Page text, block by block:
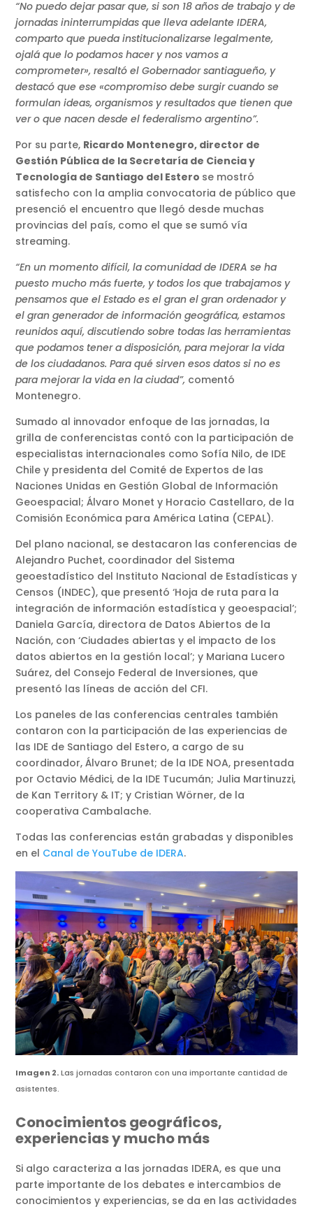
“No puedo dejar pasar que, si son 18 años de trabajo y de
jornadas ininterrumpidas que lleva adelante IDERA,
comparto que pueda institucionalizarse legalmente,
ojalá que lo podamos hacer y nos vamos a
comprometer», resaltó el Gobernador santiagueño, y
destacó que ese «compromiso debe surgir cuando se
formulan ideas, organismos y resultados que tienen que
ver o que nacen desde el federalismo argentino”.
Por su parte, Ricardo Montenegro, director de
Gestión Pública de la Secretaría de Ciencia y
Tecnología de Santiago del Estero se mostró
satisfecho con la amplia convocatoria de público que
presenció el encuentro que llegó desde muchas
provincias del país, como el que se sumó vía
streaming.
“En un momento difícil, la comunidad de IDERA se ha
puesto mucho más fuerte, y todos los que trabajamos y
pensamos que el Estado es el gran el gran ordenador y
el gran generador de información geográfica, estamos
reunidos aquí, discutiendo sobre todas las herramientas
que podamos tener a disposición, para mejorar la vida
de los ciudadanos. Para qué sirven esos datos si no es
para mejorar la vida en la ciudad”, comentó
Montenegro.
Sumado al innovador enfoque de las jornadas, la
grilla de conferencistas contó con la participación de
especialistas internacionales como Sofía Nilo, de IDE
Chile y presidenta del Comité de Expertos de las
Naciones Unidas en Gestión Global de Información
Geoespacial; Álvaro Monet y Horacio Castellaro, de la
Comisión Económica para América Latina (CEPAL).
Del plano nacional, se destacaron las conferencias de
Alejandro Puchet, coordinador del Sistema
geoestadístico del Instituto Nacional de Estadísticas y
Censos (INDEC), que presentó ‘Hoja de ruta para la
integración de información estadística y geoespacial’;
Daniela García, directora de Datos Abiertos de la
Nación, con ‘Ciudades abiertas y el impacto de los
datos abiertos en la gestión local’; y Mariana Lucero
Suárez, del Consejo Federal de Inversiones, que
presentó las líneas de acción del CFI.
Los paneles de las conferencias centrales también
contaron con la participación de las experiencias de
las IDE de Santiago del Estero, a cargo de su
coordinador, Álvaro Brunet; de la IDE NOA, presentada
por Octavio Médici, de la IDE Tucumán; Julia Martinuzzi,
de Kan Territory & IT; y Cristian Wörner, de la
cooperativa Cambalache.
Todas las conferencias están grabadas y disponibles
en el Canal de YouTube de IDERA.
Imagen 2.Las jornadas contaron con una importante cantidad de
asistentes.
Conocimientos geográficos,
experiencias y mucho más
Si algo caracteriza a las jornadas IDERA, es que una
parte importante de los debates e intercambios de
conocimientos y experiencias, se da en las actividades